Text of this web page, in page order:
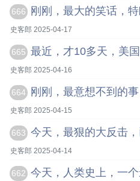
666 刚刚，最大的笑话，
史客郎 2025-04-17
665 最近，才10多天，美
史客郎 2025-04-16
664 刚刚，最意想不到的
史客郎 2025-04-15
663 今天，最狠的大反击
史客郎 2025-04-14
662 今天，人类史上，一